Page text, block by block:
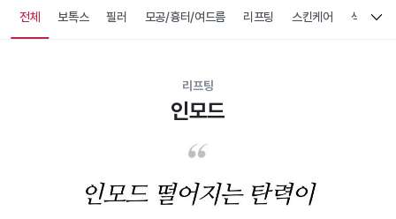
전체 보톡스 필러 모공/흉터/여드름 리프팅 스킨케어 색소침착
리프팅
인모드